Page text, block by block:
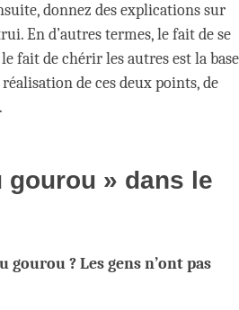
donnez des explications sur
En d’autres termes, le fait de se
fait de chérir les autres est la base
de ces deux points, de
gourou » dans le
? Les gens n’ont pas